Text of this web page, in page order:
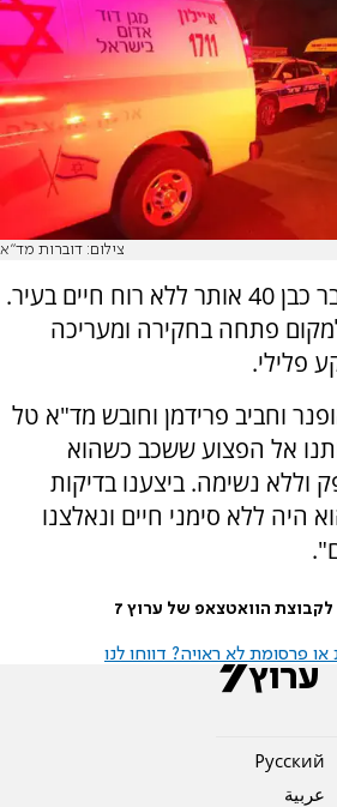
צילום: דוברות מד"א
חשד לרצח ברמלה: גבר כבן 40 אותר ללא רוח חיים בעיר.
פתחה בחקירה ומעריכה
פלילי.
וחביב פרידמן וחובש מד"א טל
אל הפצוע ששכב כשהוא
וללא נשימה. ביצענו בדיקות
היה ללא סימני חיים ונאלצנו
הוואטצאפ של ערוץ 7
פרסומת לא ראויה? דווחו לנו
Pусский
عربية